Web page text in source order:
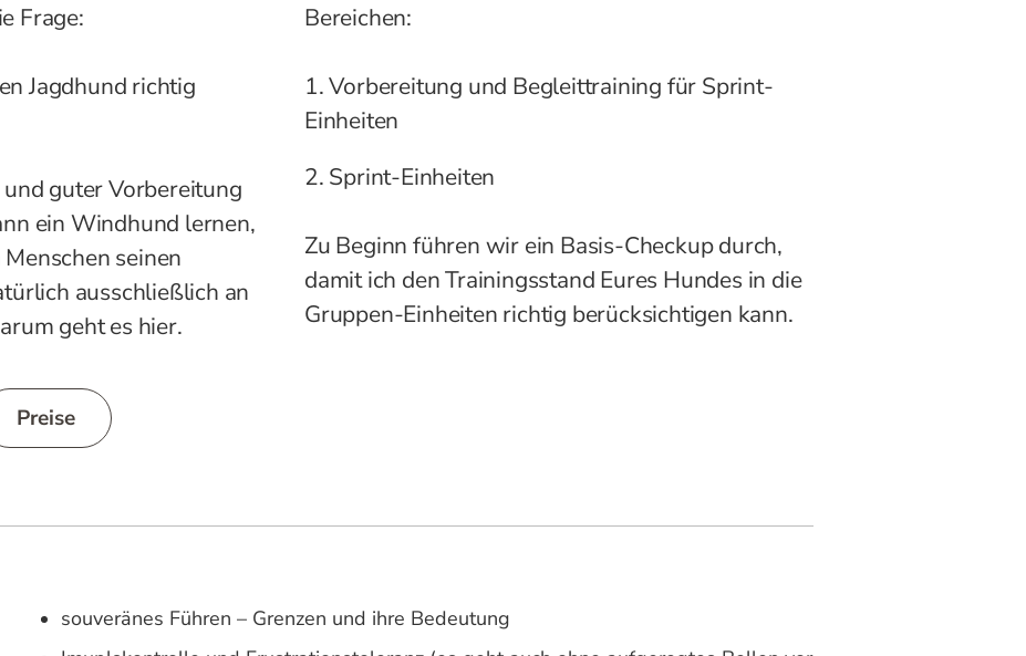
Frage:
Jagdhund richtig
guter Vorbereitung
ein Windhund lernen,
seinen
ausschließlich an
geht es hier.
Bereichen:
1. Vorbereitung und Begleittraining für Sprint-
Einheiten
2. Sprint-Einheiten
Zu Beginn führen wir ein Basis-Checkup durch,
damit ich den Trainingsstand Eures Hundes in die
Gruppen-Einheiten richtig berücksichtigen kann.
Preise
souveränes Führen – Grenzen und ihre Bedeutung